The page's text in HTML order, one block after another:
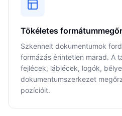
Tökéletes
Szkennelt dokumentumok
formázás érintetlen marad. A
fejlécek, láblécek, logók,
dokumentumszerkezet
pozícióit.